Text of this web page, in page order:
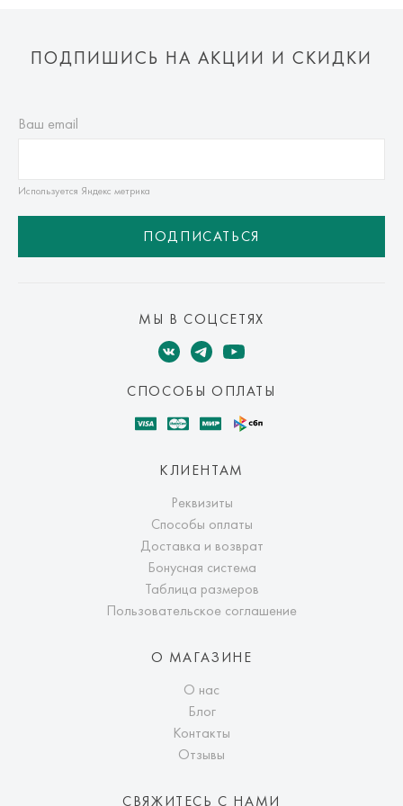
ПОДПИШИСЬ НА АКЦИИ И СКИДКИ
Ваш email
Используется Яндекс метрика
ПОДПИСАТЬСЯ
МЫ В СОЦСЕТЯХ
СПОСОБЫ ОПЛАТЫ
КЛИЕНТАМ
Реквизиты
Способы оплаты
Доставка и возврат
Бонусная система
Таблица размеров
Пользовательское соглашение
О МАГАЗИНЕ
О нас
Блог
Контакты
Отзывы
СВЯЖИТЕСЬ С НАМИ